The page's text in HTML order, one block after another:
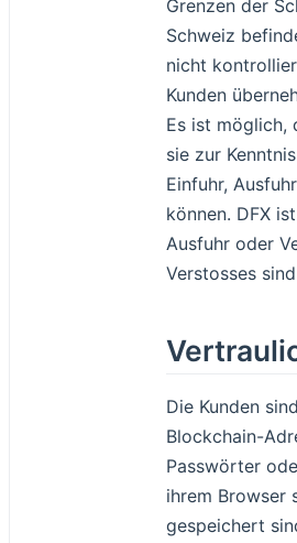
Grenzen der
Schweiz
nicht
Kunden
Es ist möglich,
sie zur
Einfuhr,
können. DFX
Ausfuhr oder
Verstosses
Die Kunden
Blockchain-
Passwörter
ihrem Browser
gespeichert